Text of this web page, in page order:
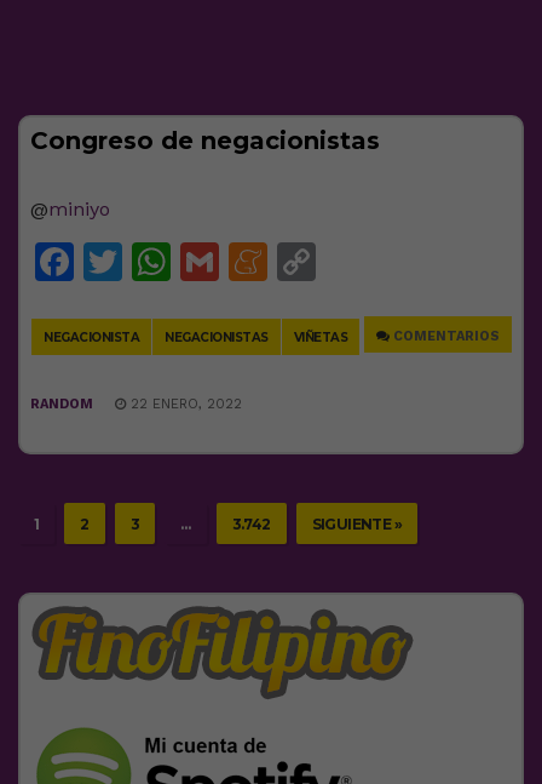
Congreso de negacionistas
@miniyo
Facebook
Twitter
WhatsApp
GmailMeneame
NEGACIONISTA NEGACIONISTAS VIÑETAS COMENTARIOS
RANDOM 22 ENERO, 2022
1 2 3 … 3.742 SIGUIENTE »